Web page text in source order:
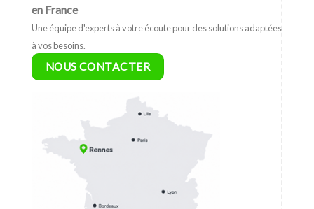
en France
Une équipe d'experts à votre écoute pour des solutions adaptées
à vos besoins.
NOUS CONTACTER